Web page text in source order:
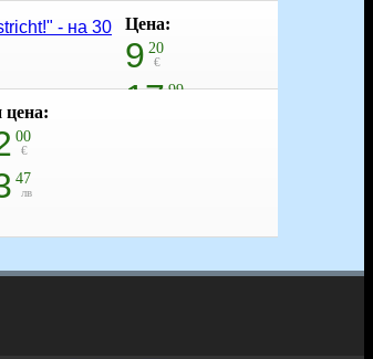
Цена:
9 20
€
17 99
- на 30
цена:
00
€
47
лв